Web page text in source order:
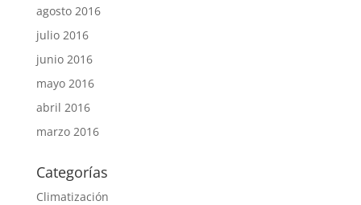
agosto 2016
julio 2016
junio 2016
mayo 2016
abril 2016
marzo 2016
Categorías
Climatización